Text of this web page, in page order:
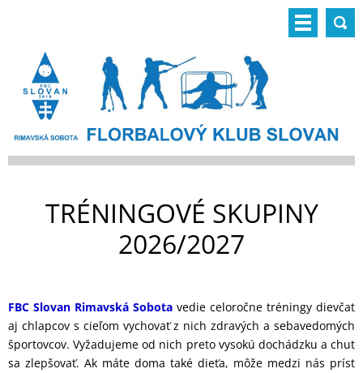
TRÉNINGOVÉ SKUPINY
2026/2027
FBC Slovan Rimavská Sobota vedie celoročne tréningy dievčat
aj chlapcov s cieľom vychovať z nich zdravých a sebavedomých
športovcov. Vyžadujeme od nich preto vysokú dochádzku a chuť
sa zlepšovať. Ak máte doma také dieťa, môže medzi nás prísť